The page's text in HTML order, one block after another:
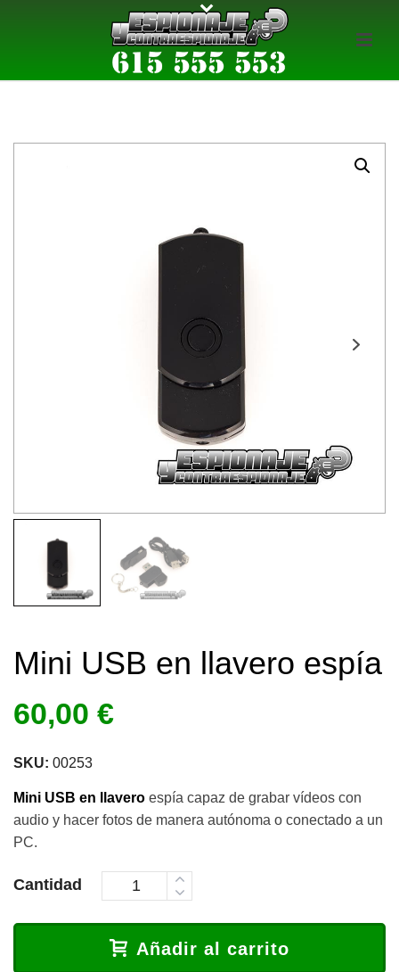
Mini USB en llavero espía
60,00 €
SKU: 00253
Mini USB en llavero espía capaz de grabar vídeos con
audio y hacer fotos de manera autónoma o conectado a un
PC.
Cantidad
Añadir al carrito